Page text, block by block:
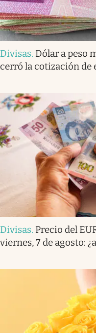
Divisas. Dólar a peso
cerró la cotización de
Divisas. Precio del
viernes, 7 de agosto: